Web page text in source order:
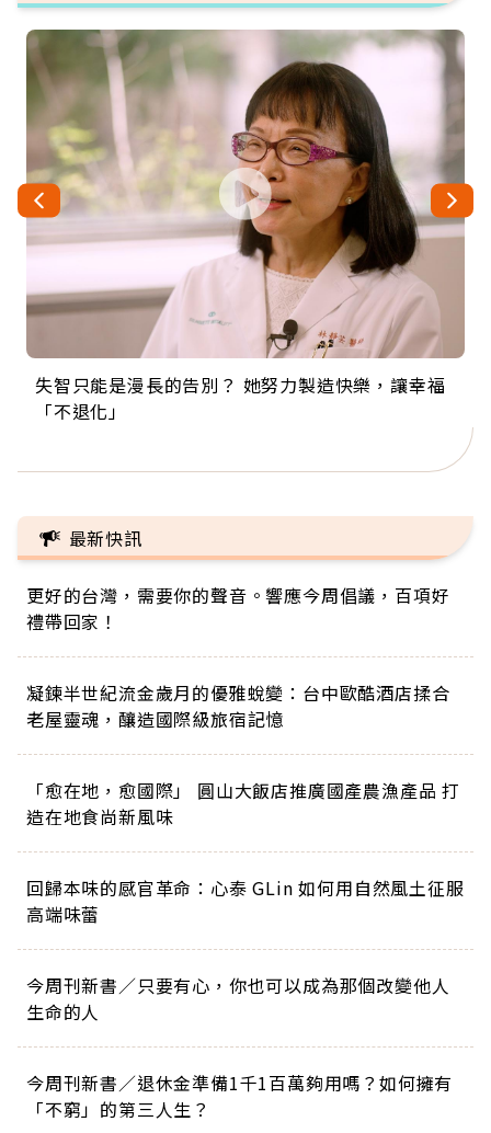
失智只能是漫長的告別？ 她努力製造快樂，讓幸福
「不退化」
來自剛果的巧克力神父 為台灣奉獻36年 「台灣是我
的家，我連作夢都講台語！」
63歲卸矽谷副總、搬回台灣找快樂！「蛋黃哥小
丑」走進安養院，逗樂上萬爺奶：退休後才開始真
104歲打破金氏世界紀錄 成為全球最年長羽球選
手，分享長壽的秘密原來是「這個」
事業巔峰他選擇追夢…黑手阿伯拉小提琴還登上小
巨蛋！連CNN都大讚！
最新快訊
更好的台灣，需要你的聲音。響應今周倡議，百項好
禮帶回家！
凝鍊半世紀流金歲月的優雅蛻變：台中歐酷酒店揉合
老屋靈魂，釀造國際級旅宿記憶
「愈在地，愈國際」 圓山大飯店推廣國產農漁產品 打
造在地食尚新風味
回歸本味的感官革命：心泰 GLin 如何用自然風土征服
高端味蕾
今周刊新書／只要有心，你也可以成為那個改變他人
生命的人
今周刊新書／退休金準備1千1百萬夠用嗎？如何擁有
「不窮」的第三人生？